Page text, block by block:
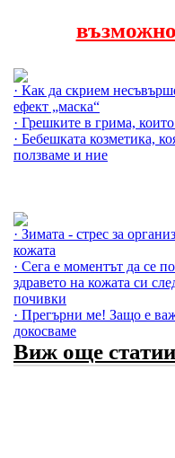
· Как да скрием
ефект „маска“
· Грешките в грима,
· Бебешката козметика,
ползваме и ние
· Зимата - стрес за
кожата
· Сега е моментът да се
здравето на кожата си
почивки
· Прегърни ме! Защо е
докосваме
Виж още